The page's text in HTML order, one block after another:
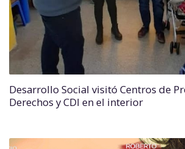
Desarrollo Social visitó Centros de
Derechos y CDI en el interior